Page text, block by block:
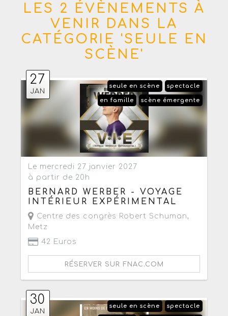
LES 2 ÉVÈNEMENTS À
VENIR DANS LA
CATÉGORIE 'SEULE EN
SCÈNE'
27
JAN
spectacle
seule en scène
scène émergente
en famille
Le mercredi 27 janvier 2027
à partir de 20h
BERNARD WERBER - VOYAGE
INTÉRIEUR EXPÉRIMENTAL
Centre des congrès Robert Schuman,
Metz
42 Euros
RÉSERVER SUR FNAC.COM
30
JAN
spectacle
seule en scène